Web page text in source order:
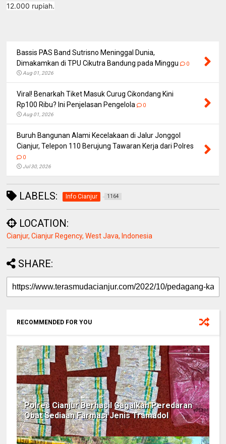
12.000 rupiah.
Bassis PAS Band Sutrisno Meninggal Dunia,
Dimakamkan di TPU Cikutra Bandung pada Minggu
0
Aug 01, 2026
Viral! Benarkah Tiket Masuk Curug Cikondang Kini
Rp100 Ribu? Ini Penjelasan Pengelola
0
Aug 01, 2026
Buruh Bangunan Alami Kecelakaan di Jalur Jonggol
Cianjur, Telepon 110 Berujung Tawaran Kerja dari Polres
0
Jul 30, 2026
LABELS: Info Cianjur 1164
LOCATION:
Cianjur, Cianjur Regency, West Java, Indonesia
SHARE:
RECOMMENDED FOR YOU
Polres Cianjur Berhasil Gagalkan Peredaran
Obat Sediaan Farmasi Jenis Tramadol